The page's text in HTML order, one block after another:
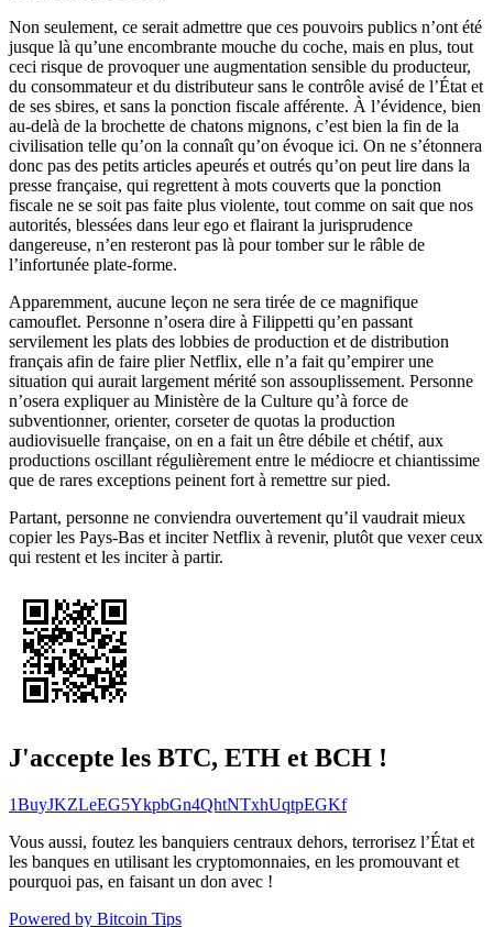
Non seulement, ce serait admettre que ces pouvoirs publics n’ont été
jusque là qu’une encombrante mouche du coche, mais en plus, tout
ceci risque de provoquer une augmentation sensible du producteur,
du consommateur et du distributeur sans le contrôle avisé de l’État et
de ses sbires, et sans la ponction fiscale afférente. À l’évidence, bien
au-delà de la brochette de chatons mignons, c’est bien la fin de la
civilisation telle qu’on la connaît qu’on évoque ici. On ne s’étonnera
donc pas des petits articles apeurés et outrés qu’on peut lire dans la
presse française, qui regrettent à mots couverts que la ponction
fiscale ne se soit pas faite plus violente, tout comme on sait que nos
autorités, blessées dans leur ego et flairant la jurisprudence
dangereuse, n’en resteront pas là pour tomber sur le râble de
l’infortunée plate-forme.
Apparemment, aucune leçon ne sera tirée de ce magnifique
camouflet. Personne n’osera dire à Filippetti qu’en passant
servilement les plats des lobbies de production et de distribution
français afin de faire plier Netflix, elle n’a fait qu’empirer une
situation qui aurait largement mérité son assouplissement. Personne
n’osera expliquer au Ministère de la Culture qu’à force de
subventionner, orienter, corseter de quotas la production
audiovisuelle française, on en a fait un être débile et chétif, aux
productions oscillant régulièrement entre le médiocre et chiantissime
que de rares exceptions peinent fort à remettre sur pied.
Partant, personne ne conviendra ouvertement qu’il vaudrait mieux
copier les Pays-Bas et inciter Netflix à revenir, plutôt que vexer ceux
qui restent et les inciter à partir.
J'accepte les BTC, ETH et BCH !
1BuyJKZLeEG5YkpbGn4QhtNTxhUqtpEGKf
Vous aussi, foutez les banquiers centraux dehors, terrorisez l’État et
les banques en utilisant les cryptomonnaies, en les promouvant et
pourquoi pas, en faisant un don avec !
Powered by Bitcoin Tips